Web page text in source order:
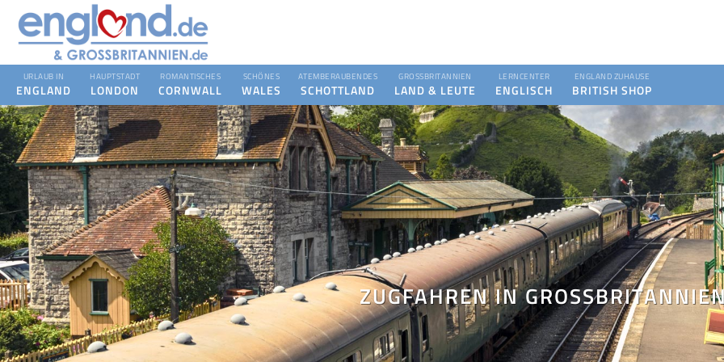
URLAUB IN
ENGLAND
HAUPTSTADT
LONDON
ROMANTISCHES
CORNWALL
SCHÖNES
WALES
ATEMBERAUBENDES
SCHOTTLAND
GROSSBRITANNIEN
LAND & LEUTE
LERNCENTER
ENGLISCH
ENGLAND ZUHAUSE
BRITISH SHOP
ZUGFAHREN IN GROSSBRITANNIEN